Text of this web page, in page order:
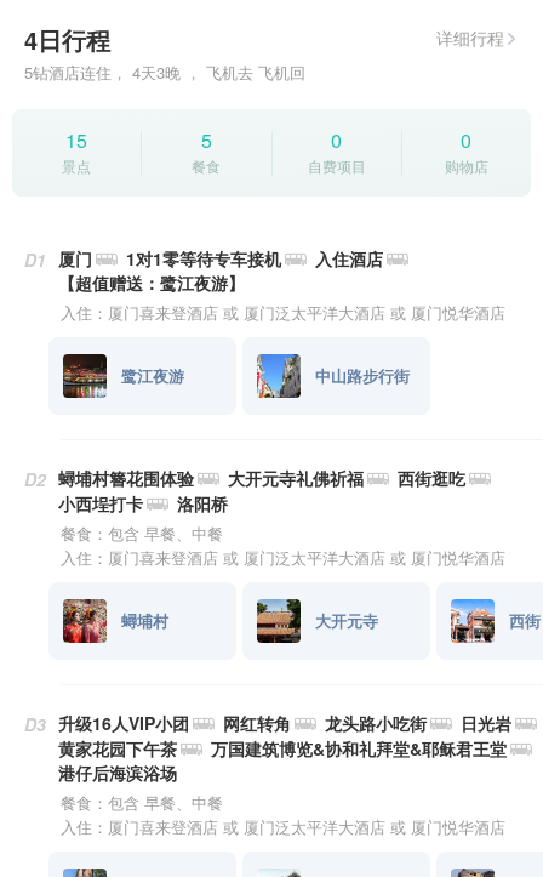
6
7 8 9 18
19
20
21 22 23 24 25 26 27
2
3 4 5 6 7 8 9 10 11
31
4日行程 详细行程
5钻酒店连住， 4天3晚 ， 飞机去 飞机回
15
景点
5
餐食
0
自费项目
0
购物店
D1 厦门 1对1零等待专车接机
入住酒店
【超值赠送：鹭江夜游】
入住：厦门喜来登酒店 或 厦门泛太平洋大酒店 或 厦门悦华酒店
鹭江夜游 中山路步行街
D2 蟳埔村簪花围体验 大开元寺礼佛祈福
西街逛吃
小西埕打卡
洛阳桥
餐食：包含 早餐、中餐
入住：厦门喜来登酒店 或 厦门泛太平洋大酒店 或 厦门悦华酒店
蟳埔村 大开元寺 西街
D3 升级16人VIP小团 网红转角 龙头路小吃街
日光岩
黄家花园下午茶
万国建筑博览&协和礼拜堂&耶稣君王堂
港仔后海滨浴场
餐食：包含 早餐、中餐
入住：厦门喜来登酒店 或 厦门泛太平洋大酒店 或 厦门悦华酒店